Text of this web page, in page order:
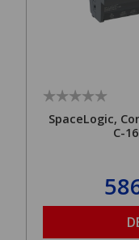
SpaceLogic,
C-